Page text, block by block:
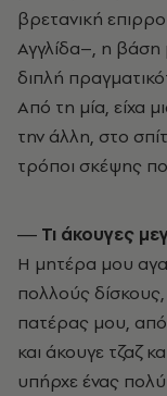
βρετανική
Αγγλίδα–, η βάση
διπλή
Από τη μία, είχα
την άλλη, στο
τρόποι σκέψης
― Τι άκουγες
Η μητέρα μου
πολλούς
πατέρας μου, από
και άκουγε τζαζ
υπήρχε ένας